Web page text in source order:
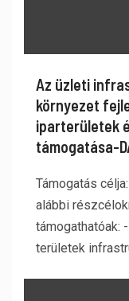
Az üzleti
környezet
iparterületek
támogatása-
Támogatás
alábbi
támogathatóak:
területek